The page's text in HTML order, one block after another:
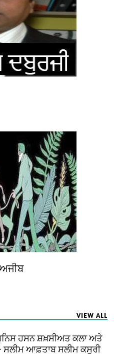
VIEW ALL
ਹਸਨ ਸ਼ਖ਼ਸੀਅਤ ਕਲਾ ਅਤੇ
ਸਲੀਮ ਆਫ਼ਤਾਬ ਸਲੀਮ ਕਸੂਰੀ